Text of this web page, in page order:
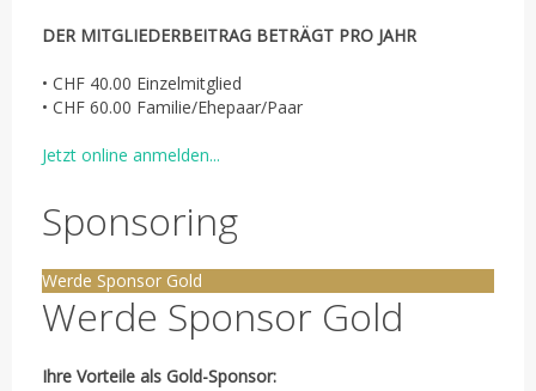
DER MITGLIEDERBEITRAG BETRÄGT PRO JAHR
• CHF 40.00 Einzelmitglied
• CHF 60.00 Familie/Ehepaar/Paar
Jetzt online anmelden...
Sponsoring
Werde Sponsor Gold
Werde Sponsor Gold
Ihre Vorteile als Gold-Sponsor: